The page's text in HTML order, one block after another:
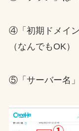
④「初期ドメイン
（なんでもOK）
⑤「サーバー名」